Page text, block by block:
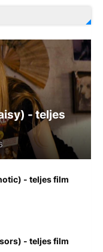
- teljes
- teljes film
- teljes film